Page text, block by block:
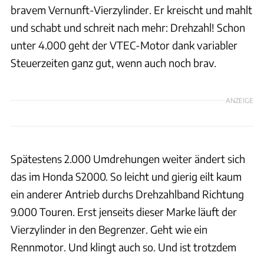
bravem Vernunft-Vierzylinder. Er kreischt und mahlt
und schabt und schreit nach mehr: Drehzahl! Schon
unter 4.000 geht der VTEC-Motor dank variabler
Steuerzeiten ganz gut, wenn auch noch brav.
ANZEIGE
Spätestens 2.000 Umdrehungen weiter ändert sich
das im Honda S2000. So leicht und gierig eilt kaum
ein anderer Antrieb durchs Drehzahlband Richtung
9.000 Touren. Erst jenseits dieser Marke läuft der
Vierzylinder in den Begrenzer. Geht wie ein
Rennmotor. Und klingt auch so. Und ist trotzdem